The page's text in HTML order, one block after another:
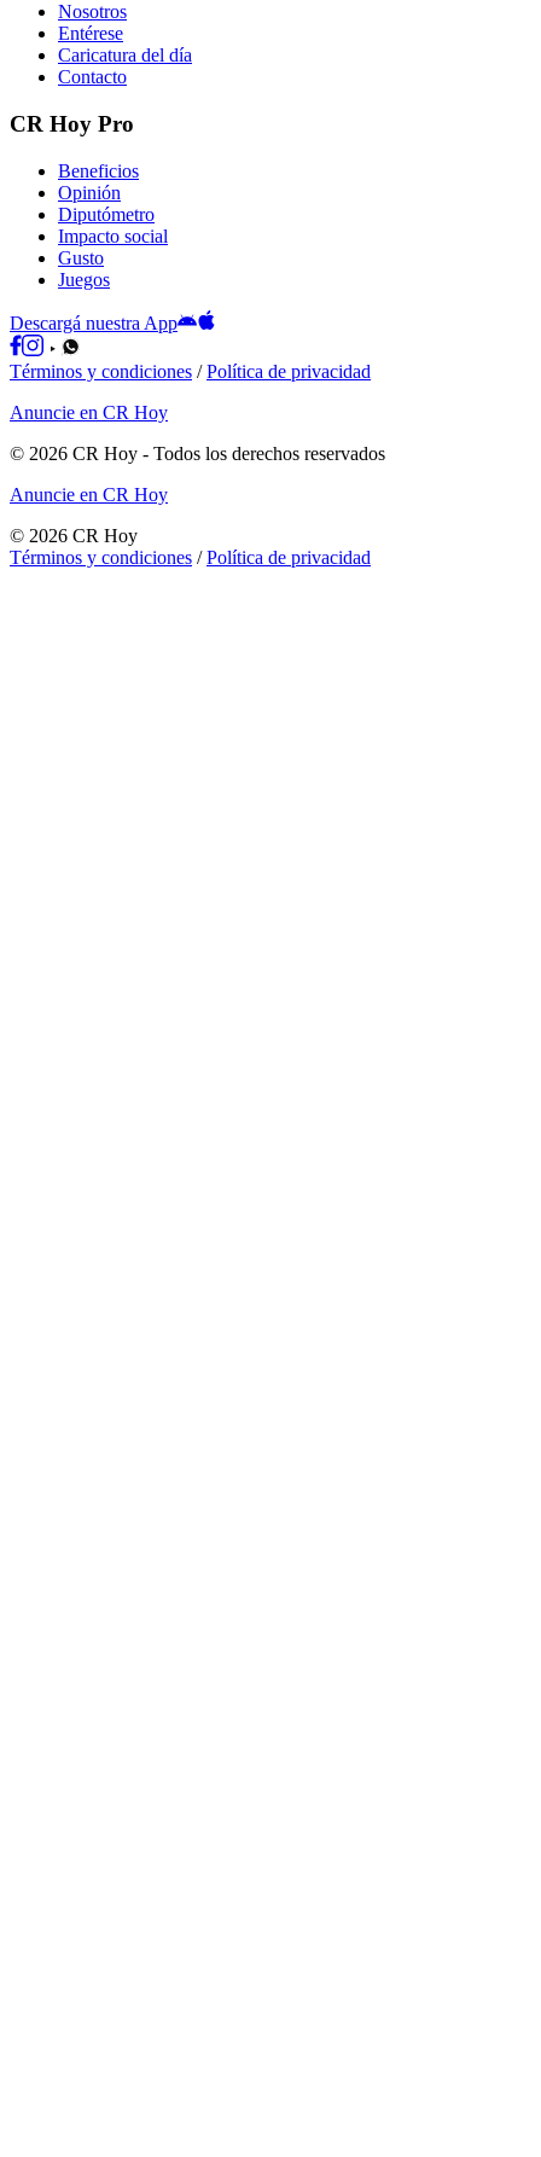
Nosotros
Entérese
Caricatura del día
Contacto
CR Hoy Pro
Beneficios
Opinión
Diputómetro
Impacto social
Gusto
Juegos
Descargá nuestra App
Términos y condiciones /Política de privacidad
Anuncie en CR Hoy
© 2026 CR Hoy - Todos los derechos reservados
Anuncie en CR Hoy
© 2026 CR Hoy
Términos y condiciones /Política de privacidad